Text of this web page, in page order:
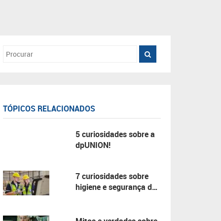
TÓPICOS RELACIONADOS
5 curiosidades sobre a
dpUNION!
7 curiosidades sobre
higiene e segurança do